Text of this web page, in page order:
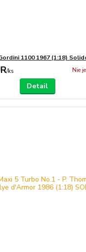
1100 1967 (1:18)
/ks Nie
Detail